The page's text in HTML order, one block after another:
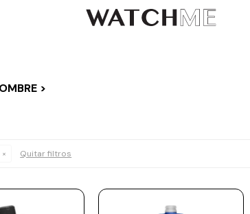
>
Quitar filtros